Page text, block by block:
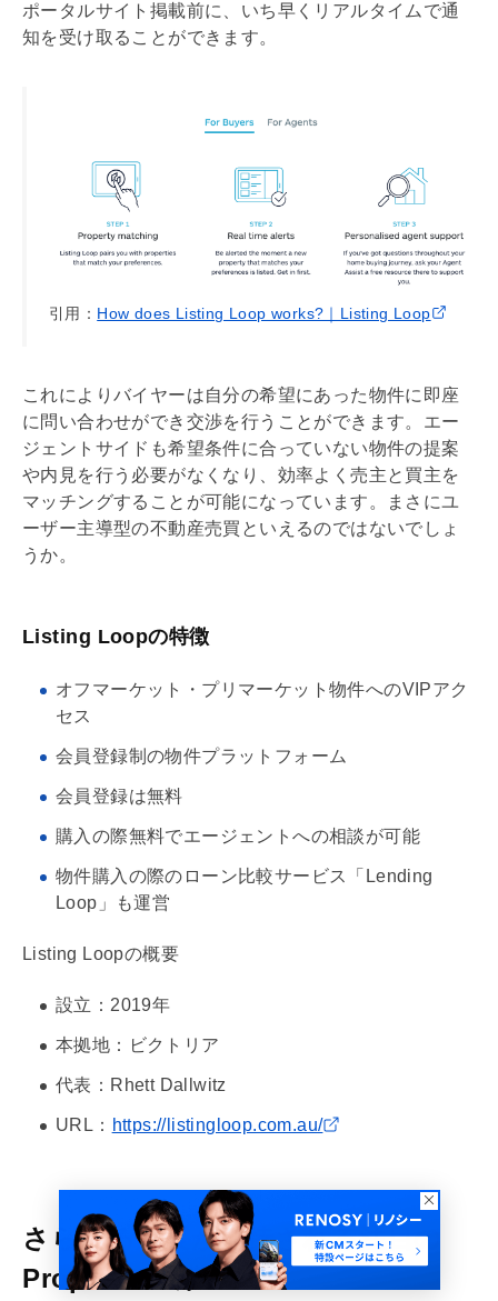
ポータルサイト掲載前に、いち早くリアルタイムで通
知を受け取ることができます。
引用： How does Listing Loop works?｜Listing Loop
これによりバイヤーは自分の希望にあった物件に即座
に問い合わせができ交渉を行うことができます。エー
ジェントサイドも希望条件に合っていない物件の提案
や内見を行う必要がなくなり、効率よく売主と買主を
マッチングすることが可能になっています。まさにユ
ーザー主導型の不動産売買といえるのではないでしょ
うか。
Listing Loopの特徴
オフマーケット・プリマーケット物件へのVIPアク
セス
会員登録制の物件プラットフォーム
会員登録は無料
購入の際無料でエージェントへの相談が可能
物件購入の際のローン比較サービス「Lending
Loop」も運営
Listing Loopの概要
設立：2019年
本拠地：ビクトリア
代表：Rhett Dallwitz
URL： https://listingloop.com.au/
さらなる成長が期待される注目の
PropTech企業